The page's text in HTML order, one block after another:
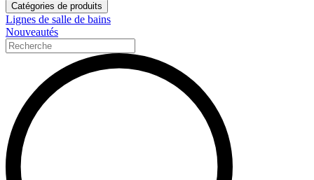
Catégories de produits
Lignes de salle de bains
Nouveautés